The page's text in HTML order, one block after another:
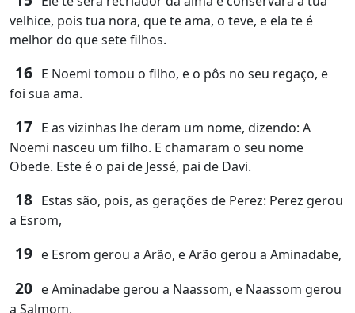
velhice, pois tua nora, que te ama, o teve, e ela te é
melhor do que sete filhos.
16 E Noemi tomou o filho, e o pôs no seu regaço, e
foi sua ama.
17 E as vizinhas lhe deram um nome, dizendo: A
Noemi nasceu um filho. E chamaram o seu nome
Obede. Este é o pai de Jessé, pai de Davi.
18 Estas são, pois, as gerações de Perez: Perez gerou
a Esrom,
19 e Esrom gerou a Arão, e Arão gerou a Aminadabe,
20 e Aminadabe gerou a Naassom, e Naassom gerou
a Salmom,